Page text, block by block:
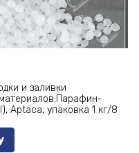
и заливки
Aptaca, упаковка 1 кг/8